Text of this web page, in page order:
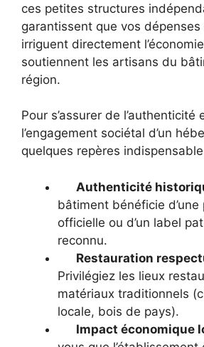
ces petites structures
garantissent que vos
irriguent directement
soutiennent les artisans du
région.
Pour s’assurer de l’authenticité
l’engagement sociétal d’un
quelques repères
Authenticité
bâtiment bénéficie d’une
officielle ou d’un label
reconnu.
Restauration
Privilégiez les lieux
matériaux traditionnels
locale, bois de pays).
Impact économique